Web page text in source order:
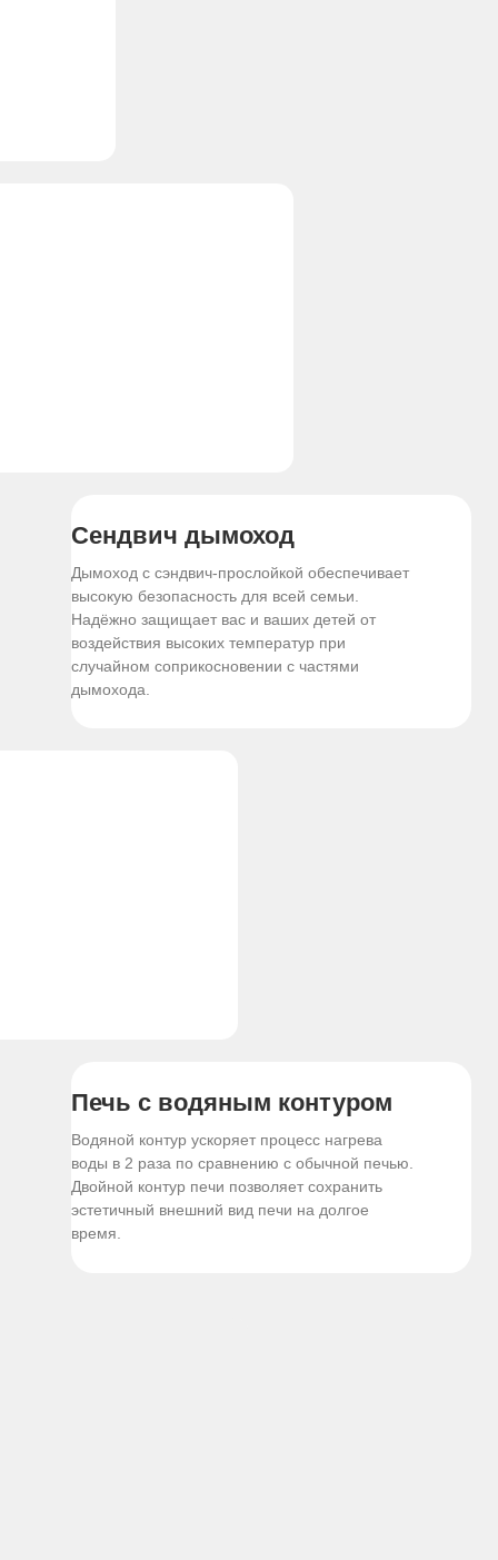
Сендвич дымоход
Дымоход с сэндвич-прослойкой обеспечивает
высокую безопасность для всей семьи.
Надёжно защищает вас и ваших детей от
воздействия высоких температур при
случайном соприкосновении с частями
дымохода.
Печь с водяным контуром
Водяной контур ускоряет процесс нагрева
воды в 2 раза по сравнению с обычной печью.
Двойной контур печи позволяет сохранить
эстетичный внешний вид печи на долгое
время.